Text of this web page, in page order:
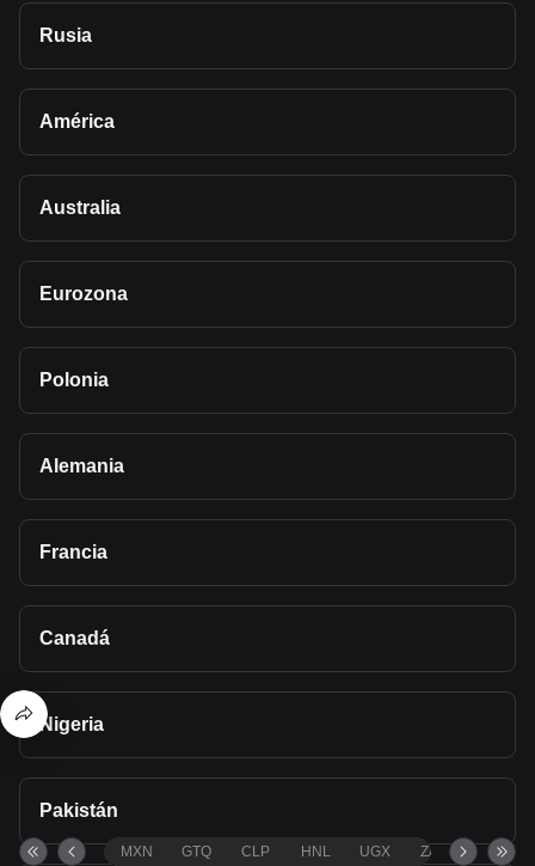
Rusia
América
Australia
Eurozona
Polonia
Alemania
Francia
Canadá
Nigeria
Pakistán
MXN GTQ CLP HNL UGX ZAR TND